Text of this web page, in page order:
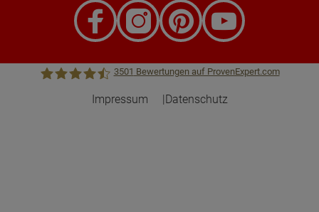
3501 Bewertungen auf ProvenExpert.com
Impressum Datenschutz